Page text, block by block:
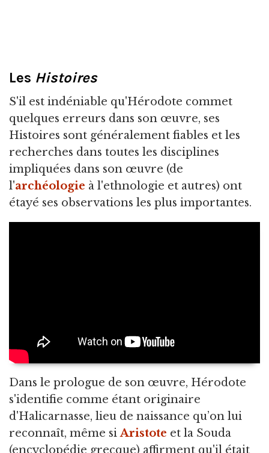
Les Histoires
S'il est indéniable qu'Hérodote commet
quelques erreurs dans son œuvre, ses
Histoires sont généralement fiables et les
recherches dans toutes les disciplines
impliquées dans son œuvre (de
l'archéologie à l'ethnologie et autres) ont
étayé ses observations les plus importantes.
Dans le prologue de son œuvre, Hérodote
s'identifie comme étant originaire
d'Halicarnasse, lieu de naissance qu’on lui
reconnaît, même siAristote et la Souda
(encyclopédie grecque) affirment qu'il était